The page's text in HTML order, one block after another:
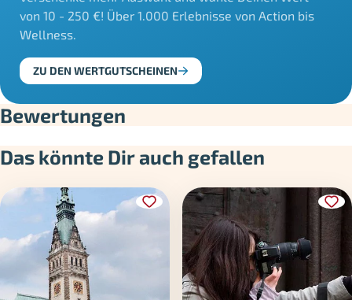
von 10 - 250 €! Über 1.000 Erlebnisse von Action bis
Wellness.
ZU DEN WERTGUTSCHEINEN
Bewertungen
Das könnte Dir auch gefallen